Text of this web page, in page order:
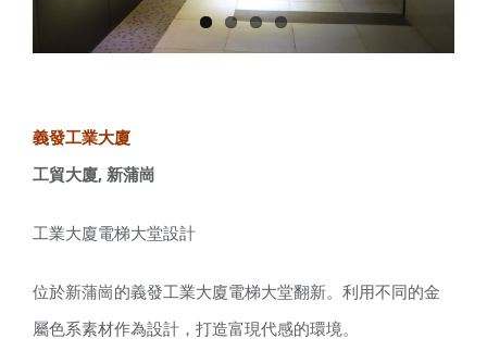
義發工業大廈
工貿大廈, 新蒲崗
工業大廈電梯大堂設計
位於新蒲崗的義發工業大廈電梯大堂翻新。利用不同的金
屬色系素材作為設計，打造富現代感的環境。